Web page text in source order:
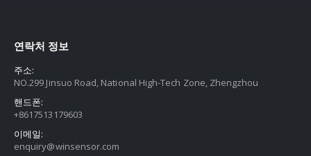
연락처 정보
주소:
NO.299 Jinsuo Road, National High-Tech Zone, Zhengzhou
핸드폰:
+8617513179603
이메일:
enquiry@winsensor.com